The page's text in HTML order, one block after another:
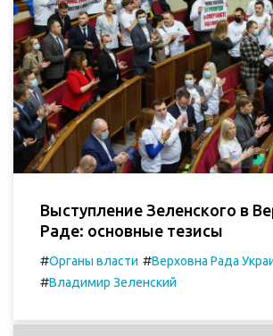
Выступление Зеленского в
Раде: основные тезисы
#Органы власти #Верховна Рада
#Владимир Зеленский